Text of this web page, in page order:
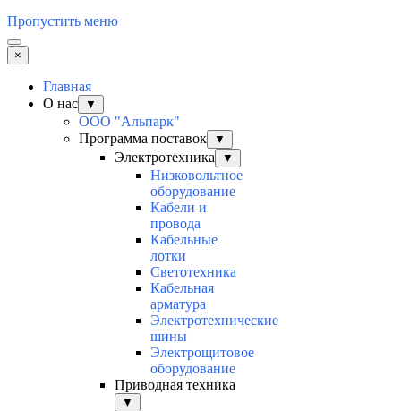
Пропустить меню
×
Главная
О нас
▼
ООО "Альпарк"
Программа поставок
▼
Электротехника ▼
Низковольтное
оборудование
Кабели и
провода
Кабельные
лотки
Светотехника
Кабельная
арматура
Электротехнические
шины
Электрощитовое
оборудование
Приводная техника
▼